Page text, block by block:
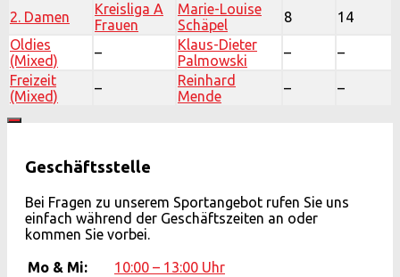
2. Damen
Kreisliga A
Frauen
Marie-Louise
Schäpel
8
14
Oldies
(Mixed)
–
Klaus-Dieter
Palmowski
–
–
Freizeit
(Mixed)
–
Reinhard
Mende
– –
Geschäftsstelle
Bei Fragen zu unserem Sportangebot rufen Sie uns
einfach während der Geschäftszeiten an oder
kommen Sie vorbei.
Mo & Mi:
10:00 – 13:00 Uhr